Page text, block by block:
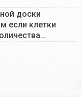
доски
если клетки